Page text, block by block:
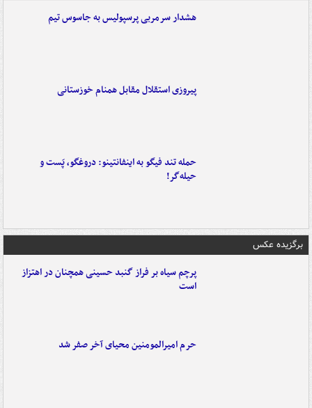
هشدار سرمربی پرسپولیس به جاسوس تیم
پیروزی استقلال مقابل همنام خوزستانی
حمله تند فیگو به اینفانتینو: دروغگو، پَست‌ و
حیله‌گر!
برگزیده عکس
پرچم سیاه بر فراز گنبد حسینی همچنان در اهتزاز
است
حرم امیرالمومنین محیای آخر صفر شد